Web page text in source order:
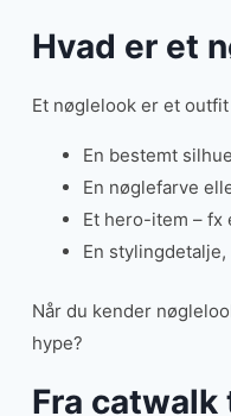
Hvad er et
Et nøglelook er et
En bestemt
En nøglefarve
Et hero-item – fx
En
Når du kender
hype?
Fra